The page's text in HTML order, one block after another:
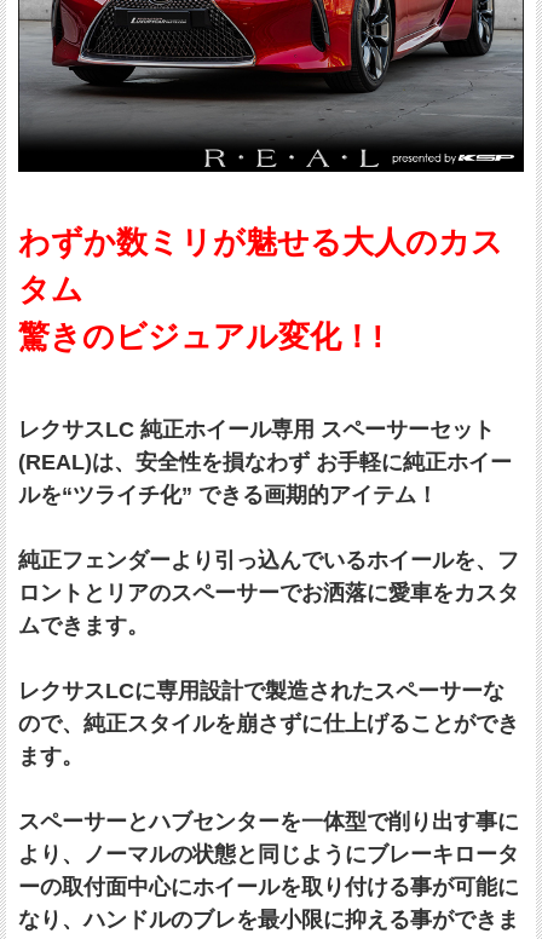
わずか数ミリが魅せる大人のカス
タム
驚きのビジュアル変化！!
レクサスLC 純正ホイール専用 スペーサーセット
(REAL)は、安全性を損なわず お手軽に純正ホイー
ルを“ツライチ化” できる画期的アイテム！
純正フェンダーより引っ込んでいるホイールを、フ
ロントとリアのスペーサーでお洒落に愛車をカスタ
ムできます。
レクサスLCに専用設計で製造されたスペーサーな
ので、純正スタイルを崩さずに仕上げることができ
ます。
スペーサーとハブセンターを一体型で削り出す事に
より、ノーマルの状態と同じようにブレーキロータ
ーの取付面中心にホイールを取り付ける事が可能に
なり、ハンドルのブレを最小限に抑える事ができま